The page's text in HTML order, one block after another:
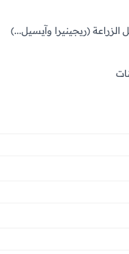
(ريجينيرا وآيسيل...)